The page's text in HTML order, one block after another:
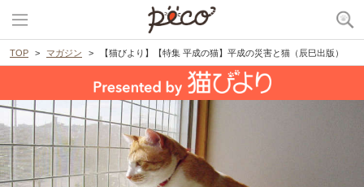
TOP マガジン 【猫びより】【特集 平成の猫】平成の災害と猫（辰巳出版）